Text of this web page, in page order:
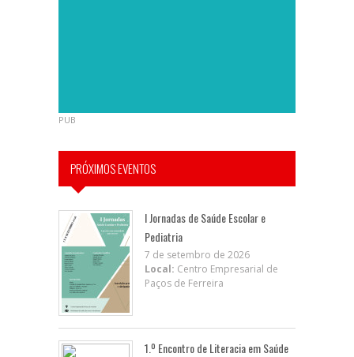
PUB
PRÓXIMOS EVENTOS
I Jornadas de Saúde Escolar e
Pediatria
7 de setembro de 2026
Local: Centro Empresarial de
Paços de Ferreira
1.º Encontro de Literacia em Saúde